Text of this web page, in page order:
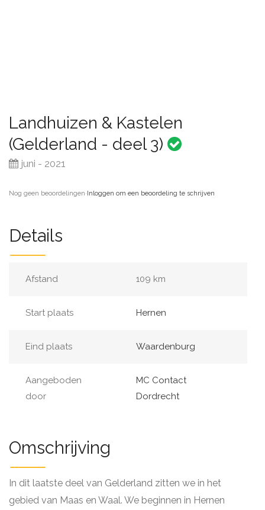
Landhuizen & Kastelen
(Gelderland - deel 3)
juni - 2021
Nog geen beoordelingen·Inloggen om een beoordeling te schrijven
Details
Afstand 109 km
Start plaats Hernen
Eind plaats Waardenburg
Aangeboden
door
MC Contact
Dordrecht
Omschrijving
In dit laatste deel van Gelderland zitten we in het
gebied van Maas en Waal. We beginnen in Hernen